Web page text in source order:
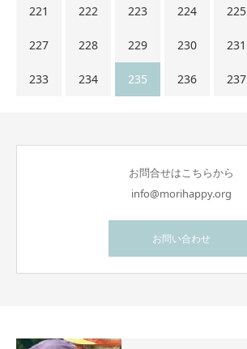
221 222 223 224 225
227 228 229 230 231
233 234 235 236 237
お問合せはこちらから
info@morihappy.org
お問い合わせ